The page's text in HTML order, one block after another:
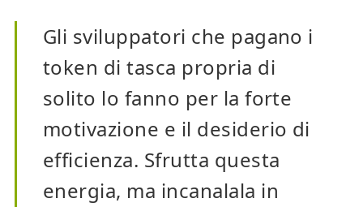
Gli sviluppatori che pagano i
token di tasca propria di
solito lo fanno per la forte
motivazione e il desiderio di
efficienza. Sfrutta questa
energia, ma incanalala in